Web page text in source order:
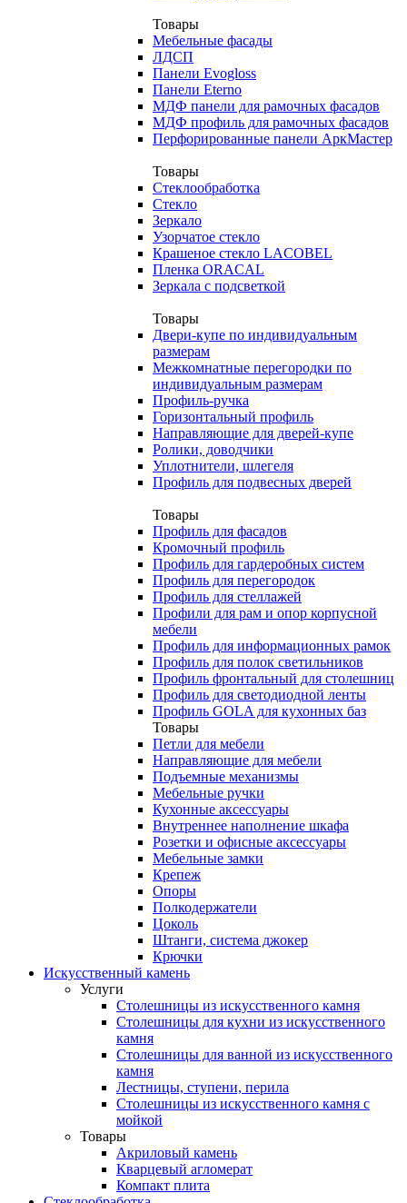
Товары
Мебельные фасады
ЛДСП
Панели Evogloss
Панели Eterno
МДФ панели для рамочных фасадов
МДФ профиль для рамочных фасадов
Перфорированные панели АркМастер
Товары
Стеклообработка
Стекло
Зеркало
Узорчатое стекло
Крашеное стекло LACOBEL
Пленка ORACAL
Зеркала с подсветкой
Товары
Двери-купе по индивидуальным
размерам
Межкомнатные перегородки по
индивидуальным размерам
Профиль-ручка
Горизонтальный профиль
Направляющие для дверей-купе
Ролики, доводчики
Уплотнители, шлегеля
Профиль для подвесных дверей
Товары
Профиль для фасадов
Кромочный профиль
Профиль для гардеробных систем
Профиль для перегородок
Профиль для стеллажей
Профили для рам и опор корпусной
мебели
Профиль для информационных рамок
Профиль для полок светильников
Профиль фронтальный для столешниц
Профиль для светодиодной ленты
Профиль GOLA для кухонных баз
Товары
Петли для мебели
Направляющие для мебели
Подъемные механизмы
Мебельные ручки
Кухонные аксессуары
Внутреннее наполнение шкафа
Розетки и офисные аксессуары
Мебельные замки
Крепеж
Опоры
Полкодержатели
Цоколь
Штанги, система джокер
Крючки
Искусственный камень
Услуги
Столешницы из искусственного камня
Столешницы для кухни из искусственного
камня
Столешницы для ванной из искусственного
камня
Лестницы, ступени, перила
Столешницы из искусственного камня с
мойкой
Товары
Акриловый камень
Кварцевый агломерат
Компакт плита